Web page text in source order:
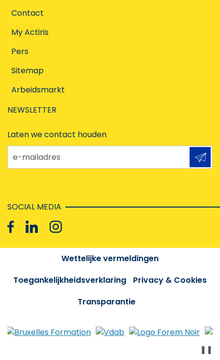
Contact
My Actiris
Pers
Sitemap
Arbeidsmarkt
NEWSLETTER
Laten we contact houden
e-mailadres
SOCIAL MEDIA
Wettelijke vermeldingen
Toegankelijkheidsverklaring
Privacy & Cookies
Transparantie
❚❚